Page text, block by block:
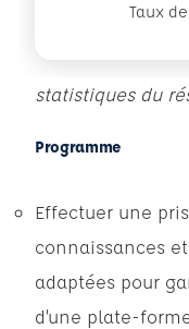
Taux
statistiques du
Programme
Effectuer une
connaissances
adaptées pour
d’une plate-